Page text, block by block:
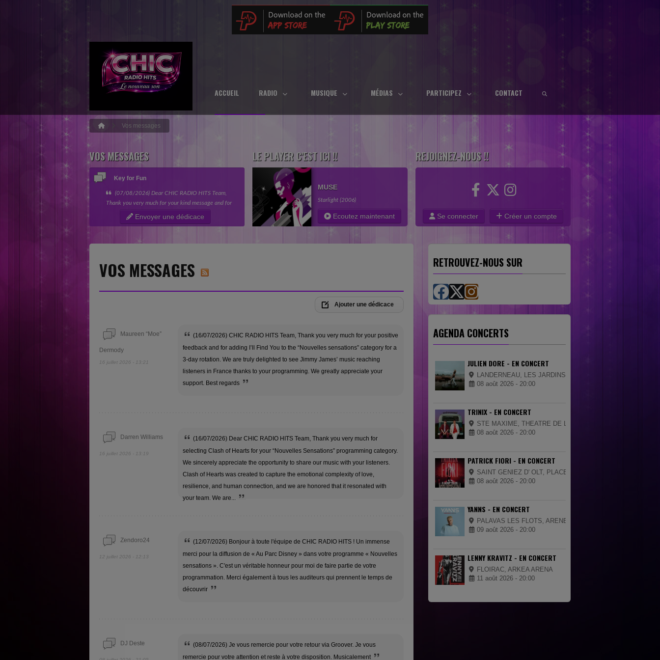
ACCUEIL RADIO MUSIQUE MÉDIAS PARTICIPEZ CONTACT
Vos messages
VOS MESSAGES
Key for Fun
(07/08/2026) Dear CHIC RADIO HITS Team,
Thank you very much for your kind message and for
giving my song the opportunity to be featured in your
“Nouvelles sensations” category....
Envoyer une dédicace
LE PLAYER C'EST ICI !!
MUSE
Starlight (2006)
Ecoutez maintenant
REJOIGNEZ-NOUS !!
Se connecter Créer un compte
VOS MESSAGES
Ajouter une dédicace
Maureen “Moe”
Dermody
16 juillet 2026 - 13:21
(16/07/2026) CHIC RADIO HITS Team, Thank you very much for your positive
feedback and for adding I’ll Find You to the “Nouvelles sensations” category for a
3-day rotation. We are truly delighted to see Jimmy James’ music reaching
listeners in France thanks to your programming. We greatly appreciate your
support. Best regards
Darren Williams
16 juillet 2026 - 13:19
(16/07/2026) Dear CHIC RADIO HITS Team, Thank you very much for
selecting Clash of Hearts for your “Nouvelles Sensations” programming category.
We sincerely appreciate the opportunity to share our music with your listeners.
Clash of Hearts was created to capture the emotional complexity of love,
resilience, and human connection, and we are honored that it resonated with
your team. We are...
Zendoro24
12 juillet 2026 - 12:13
(12/07/2026) Bonjour à toute l'équipe de CHIC RADIO HITS ! Un immense
merci pour la diffusion de « Au Parc Disney » dans votre programme « Nouvelles
sensations ». C'est un véritable honneur pour moi de faire partie de votre
programmation. Merci également à tous les auditeurs qui prennent le temps de
découvrir
DJ Deste
(08/07/2026) Je vous remercie pour votre retour via Groover. Je vous
remercie pour votre attention et reste à votre disposition. Musicalement
RETROUVEZ-NOUS SUR
AGENDA CONCERTS
JULIEN DORE - EN CONCERT
LANDERNEAU, LES JARDINS DE LA PALUD
08 août 2026 - 20:00
TRINIX - EN CONCERT
STE MAXIME, THEATRE DE LA MER
08 août 2026 - 20:00
PATRICK FIORI - EN CONCERT
SAINT GENIEZ D' OLT, PLACE DE LA MAIRIE
08 août 2026 - 20:00
YANNS - EN CONCERT
PALAVAS LES FLOTS, ARENES DE PALAVAS
09 août 2026 - 20:00
LENNY KRAVITZ - EN CONCERT
FLOIRAC, ARKEA ARENA
11 août 2026 - 20:00